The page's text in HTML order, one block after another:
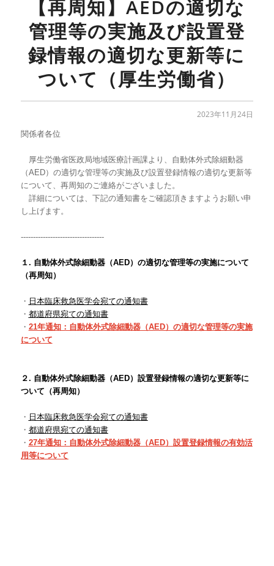
【再周知】AEDの適切な
管理等の実施及び設置登
録情報の適切な更新等に
ついて（厚生労働省）
2023年11月24日
関係者各位
厚生労働省医政局地域医療計画課より、自動体外式除細動器
（AED）の適切な管理等の実施及び設置登録情報の適切な更新等
について、再周知のご連絡がございました。
詳細については、下記の通知書をご確認頂きますようお願い申
し上げます。
----------------------------------
１. 自動体外式除細動器（AED）の適切な管理等の実施について
（再周知）
・ 日本臨床救急医学会宛ての通知書
・ 都道府県宛ての通知書
・ 21年通知：自動体外式除細動器（AED）の適切な管理等の実施
について
２. 自動体外式除細動器（AED）設置登録情報の適切な更新等に
ついて（再周知）
・ 日本臨床救急医学会宛ての通知書
・ 都道府県宛ての通知書
・ 27年通知：自動体外式除細動器（AED）設置登録情報の有効活
用等について